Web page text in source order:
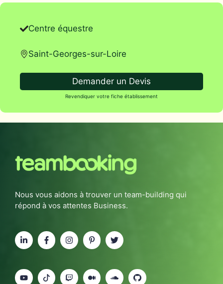
Centre équestre
Saint-Georges-sur-Loire
Demander un Devis
Revendiquer votre fiche établissement
Nous vous aidons à trouver un team-building qui
répond à vos attentes Business.